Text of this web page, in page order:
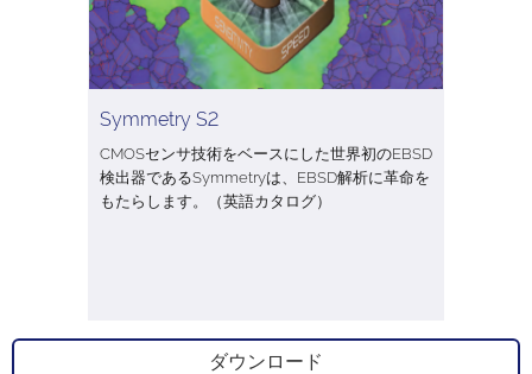
Symmetry S2
CMOSセンサ技術をベースにした世界初のEBSD
検出器であるSymmetryは、EBSD解析に革命を
もたらします。（英語カタログ）
ダウンロード